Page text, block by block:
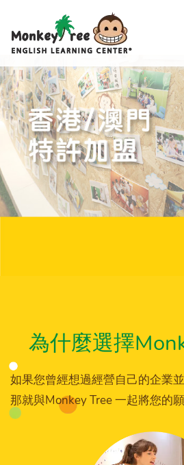
為什麼選擇
如果您曾經想過經營自己的企業
那就與Monkey Tree 一起將您的